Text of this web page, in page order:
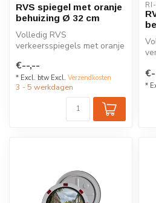
RVS spiegel met oranje
behuizing Ø 32 cm
Volledig RVS
verkeersspiegels met oranje
bestendig en...
€--,--
* Excl. btw Excl. Verzendkosten
3 - 5 werkdagen *